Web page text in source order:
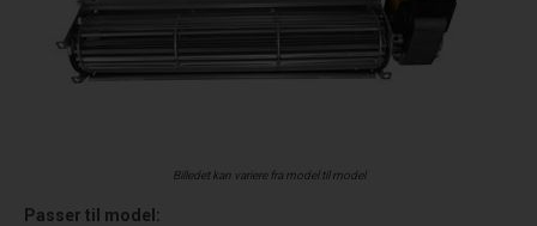
Billedet kan variere fra model til model
Passer til model: